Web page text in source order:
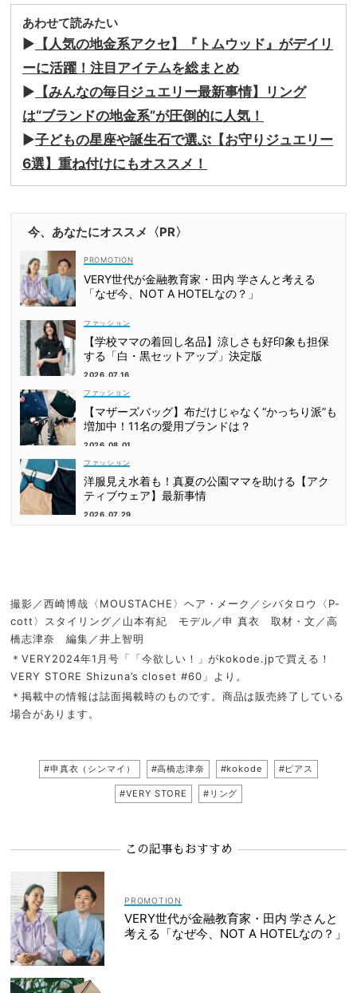
あわせて読みたい
▶ 【人気の地金系アクセ】『トムウッド』がデイリ
ーに活躍！注目アイテムを総まとめ
▶ 【みんなの毎日ジュエリー最新事情】リング
は“ブランドの地金系”が圧倒的に人気！
▶子どもの星座や誕生石で選ぶ【お守りジュエリー
6選】重ね付けにもオススメ！
今、あなたにオススメ〈PR〉
VERY世代が金融教育家・田内 学さんと考える
「なぜ今、NOT A HOTELなの？」
ファッション
【学校ママの着回し名品】涼しさも好印象も担保
する「白・黒セットアップ」決定版
2026.07.16
ファッション
【マザーズバッグ】布だけじゃなく“かっちり派”も
増加中！11名の愛用ブランドは？
2026.08.01
ファッション
洋服見え水着も！真夏の公園ママを助ける【アク
ティブウェア】最新事情
2026.07.29
撮影／西崎博哉〈MOUSTACHE〉ヘア・メーク／シバタロウ〈P-
cott〉スタイリング／山本有紀 モデル／申 真衣 取材・文／高
橋志津奈 編集／井上智明
＊VERY2024年1月号「「今欲しい！」がkokode.jpで買える！
VERY STORE Shizuna’s closet #60」より。
＊掲載中の情報は誌面掲載時のものです。商品は販売終了している
場合があります。
#申真衣（シンマイ） #高橋志津奈 #kokode #ピアス
#VERY STORE #リング
この記事もおすすめ
VERY世代が金融教育家・田内 学さんと
考える「なぜ今、NOT A HOTELなの？」